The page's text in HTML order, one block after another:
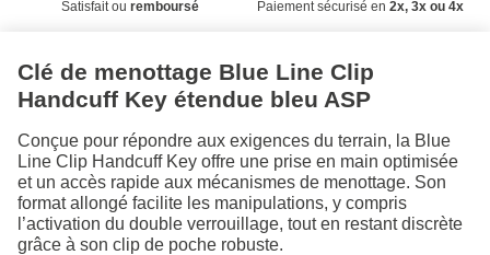
Satisfait ou remboursé Paiement sécurisé en 2x, 3x ou 4x
Clé de menottage Blue Line Clip
Handcuff Key étendue bleu ASP
Conçue pour répondre aux exigences du terrain, la Blue
Line Clip Handcuff Key offre une prise en main optimisée
et un accès rapide aux mécanismes de menottage. Son
format allongé facilite les manipulations, y compris
l’activation du double verrouillage, tout en restant discrète
grâce à son clip de poche robuste.